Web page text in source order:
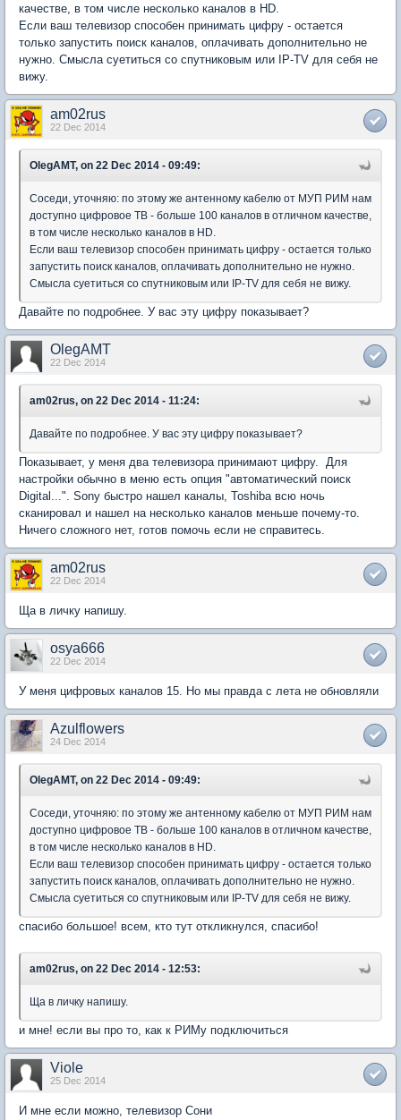
качестве, в том числе несколько каналов в HD.
Если ваш телевизор способен принимать цифру - остается
только запустить поиск каналов, оплачивать дополнительно не
нужно. Смысла суетиться со спутниковым или IP-TV для себя не
вижу.
am02rus
22 Dec 2014
OlegAMT, on 22 Dec 2014 - 09:49:
Соседи, уточняю: по этому же антенному кабелю от МУП РИМ нам
доступно цифровое ТВ - больше 100 каналов в отличном качестве,
в том числе несколько каналов в HD.
Если ваш телевизор способен принимать цифру - остается только
запустить поиск каналов, оплачивать дополнительно не нужно.
Смысла суетиться со спутниковым или IP-TV для себя не вижу.
Давайте по подробнее. У вас эту цифру показывает?
OlegAMT
22 Dec 2014
am02rus, on 22 Dec 2014 - 11:24:
Давайте по подробнее. У вас эту цифру показывает?
Показывает, у меня два телевизора принимают цифру. Для
настройки обычно в меню есть опция "автоматический поиск
Digital...". Sony быстро нашел каналы, Toshiba всю ночь
сканировал и нашел на несколько каналов меньше почему-то.
Ничего сложного нет, готов помочь если не справитесь.
am02rus
22 Dec 2014
Ща в личку напишу.
osya666
22 Dec 2014
У меня цифровых каналов 15. Но мы правда с лета не обновляли
Azulflowers
24 Dec 2014
OlegAMT, on 22 Dec 2014 - 09:49:
Соседи, уточняю: по этому же антенному кабелю от МУП РИМ нам
доступно цифровое ТВ - больше 100 каналов в отличном качестве,
в том числе несколько каналов в HD.
Если ваш телевизор способен принимать цифру - остается только
запустить поиск каналов, оплачивать дополнительно не нужно.
Смысла суетиться со спутниковым или IP-TV для себя не вижу.
спасибо большое! всем, кто тут откликнулся, спасибо!
am02rus, on 22 Dec 2014 - 12:53:
Ща в личку напишу.
и мне! если вы про то, как к РИМу подключиться
Viole
25 Dec 2014
И мне если можно, телевизор Сони